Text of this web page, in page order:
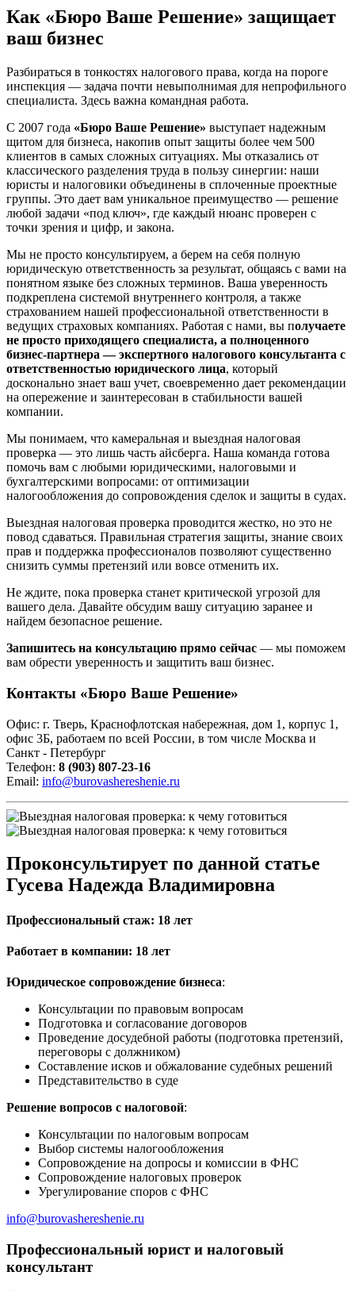
Как «Бюро Ваше Решение» защищает
ваш бизнес
Разбираться в тонкостях налогового права, когда на пороге
инспекция — задача почти невыполнимая для непрофильного
специалиста. Здесь важна командная работа.
С 2007 года «Бюро Ваше Решение» выступает надежным
щитом для бизнеса, накопив опыт защиты более чем 500
клиентов в самых сложных ситуациях. Мы отказались от
классического разделения труда в пользу синергии: наши
юристы и налоговики объединены в сплоченные проектные
группы. Это дает вам уникальное преимущество — решение
любой задачи «под ключ», где каждый нюанс проверен с
точки зрения и цифр, и закона.
Мы не просто консультируем, а берем на себя полную
юридическую ответственность за результат, общаясь с вами на
понятном языке без сложных терминов. Ваша уверенность
подкреплена системой внутреннего контроля, а также
страхованием нашей профессиональной ответственности в
ведущих страховых компаниях. Работая с нами, вы получаете
не просто приходящего специалиста, а полноценного
бизнес-партнера — экспертного налогового консультанта с
ответственностью юридического лица, который
досконально знает ваш учет, своевременно дает рекомендации
на опережение и заинтересован в стабильности вашей
компании.
Мы понимаем, что камеральная и выездная налоговая
проверка — это лишь часть айсберга. Наша команда готова
помочь вам с любыми юридическими, налоговыми и
бухгалтерскими вопросами: от оптимизации
налогообложения до сопровождения сделок и защиты в судах.
Выездная налоговая проверка проводится жестко, но это не
повод сдаваться. Правильная стратегия защиты, знание своих
прав и поддержка профессионалов позволяют существенно
снизить суммы претензий или вовсе отменить их.
Не ждите, пока проверка станет критической угрозой для
вашего дела. Давайте обсудим вашу ситуацию заранее и
найдем безопасное решение.
Запишитесь на консультацию прямо сейчас — мы поможем
вам обрести уверенность и защитить ваш бизнес.
Контакты «Бюро Ваше Решение»
Офис: г. Тверь, Краснофлотская набережная, дом 1, корпус 1,
офис 3Б, работаем по всей России, в том числе Москва и
Санкт - Петербург
Телефон: 8 (903) 807‑23‑16
Email: info@burovashereshenie.ru
Проконсультирует по данной статье
Гусева Надежда Владимировна
Профессиональный стаж: 18 лет
Работает в компании: 18 лет
Юридическое сопровождение бизнеса:
Консультации по правовым вопросам
Подготовка и согласование договоров
Проведение досудебной работы (подготовка претензий,
переговоры с должником)
Составление исков и обжалование судебных решений
Представительство в суде
Решение вопросов с налоговой:
Консультации по налоговым вопросам
Выбор системы налогообложения
Сопровождение на допросы и комиссии в ФНС
Сопровождение налоговых проверок
Урегулирование споров с ФНС
info@burovashereshenie.ru
Профессиональный юрист и налоговый
консультант